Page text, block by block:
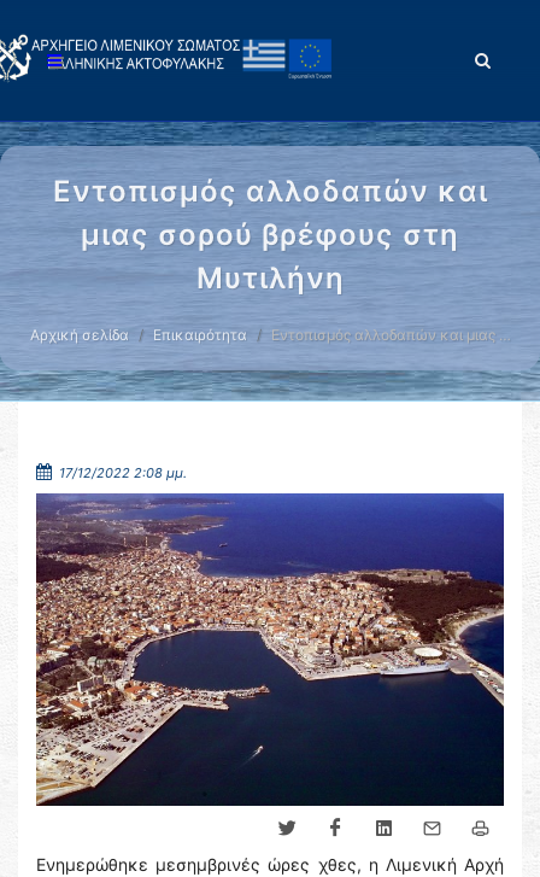
Εντοπισμός αλλοδαπών και
μιας σορού βρέφους στη
Μυτιλήνη
Αρχική σελίδα Επικαιρότητα Εντοπισμός αλλοδαπών και μιας …
17/12/2022 2:08 μμ.
Ενημερώθηκε μεσημβρινές ώρες χθες, η Λιμενική Αρχή